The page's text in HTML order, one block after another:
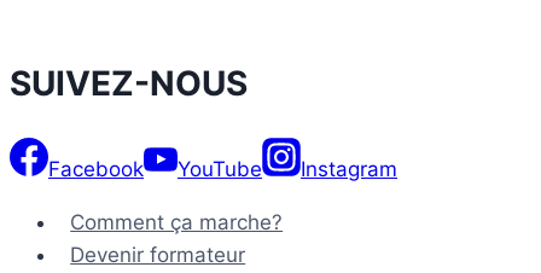
SUIVEZ-NOUS
Facebook YouTube Instagram
Comment ça marche?
Devenir formateur